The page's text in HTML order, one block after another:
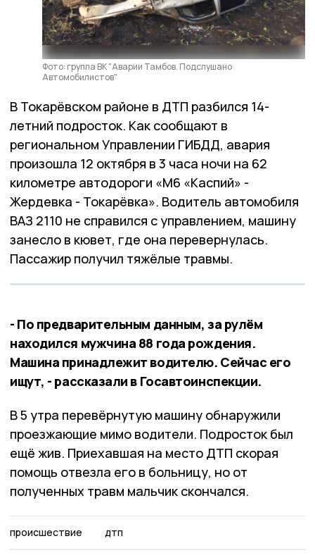
Фото: группа ВК "Аварии Тамбов. Подслушано
Автомобилистов"
В Токарёвском районе в ДТП разбился 14-
летний подросток. Как сообщают в
региональном Управлении ГИБДД, авария
произошла 12 октября в 3 часа ночи на 62
километре автодороги «М6 «Каспий» -
Жердевка - Токарёвка». Водитель автомобиля
ВАЗ 2110 не справился с управлением, машину
занесло в кювет, где она перевернулась.
Пассажир получил тяжёлые травмы.
- По предварительным данным, за рулём
находился мужчина 88 года рождения.
Машина принадлежит водителю. Сейчас его
ищут, - рассказали в Госавтоинспекции.
В 5 утра перевёрнутую машину обнаружили
проезжающие мимо водители. Подросток был
ещё жив. Приехавшая на место ДТП скорая
помощь отвезла его в больницу, но от
полученных травм мальчик скончался.
происшествие дтп